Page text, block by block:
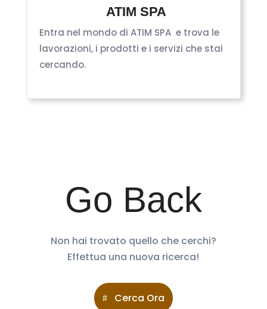
ATIM SPA
Entra nel mondo di ATIM SPA e trova le
lavorazioni, i prodotti e i servizi che stai
cercando.
Go Back
Non hai trovato quello che cerchi?
Effettua una nuova ricerca!
Cerca Ora